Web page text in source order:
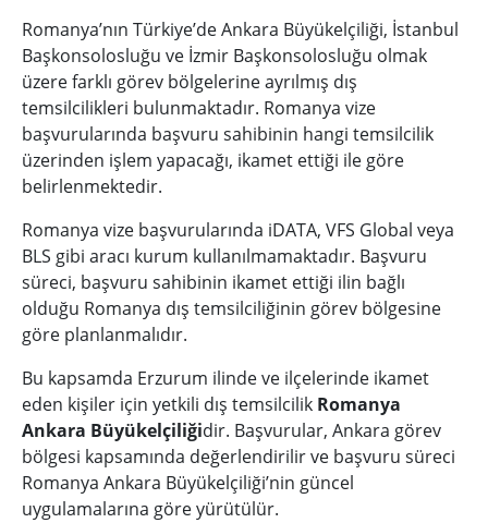
Romanya’nın Türkiye’de Ankara Büyükelçiliği, İstanbul
Başkonsolosluğu ve İzmir Başkonsolosluğu olmak
üzere farklı görev bölgelerine ayrılmış dış
temsilcilikleri bulunmaktadır. Romanya vize
başvurularında başvuru sahibinin hangi temsilcilik
üzerinden işlem yapacağı, ikamet ettiği ile göre
belirlenmektedir.
Romanya vize başvurularında iDATA, VFS Global veya
BLS gibi aracı kurum kullanılmamaktadır. Başvuru
süreci, başvuru sahibinin ikamet ettiği ilin bağlı
olduğu Romanya dış temsilciliğinin görev bölgesine
göre planlanmalıdır.
Bu kapsamda Erzurum ilinde ve ilçelerinde ikamet
eden kişiler için yetkili dış temsilcilik Romanya
Ankara Büyükelçiliğidir. Başvurular, Ankara görev
bölgesi kapsamında değerlendirilir ve başvuru süreci
Romanya Ankara Büyükelçiliği’nin güncel
uygulamalarına göre yürütülür.